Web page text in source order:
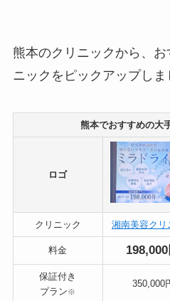
熊本のクリニックから、
ニックをピックアップしま
熊本でおすすめの大
ロゴ
クリニック 湘南美容クリ
料金 198,000
保証付き
プラン※
350,000